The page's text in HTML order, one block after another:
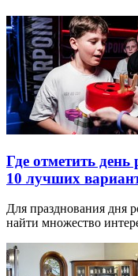
Где отметить
10 лучших
Для празднования дня
найти множество